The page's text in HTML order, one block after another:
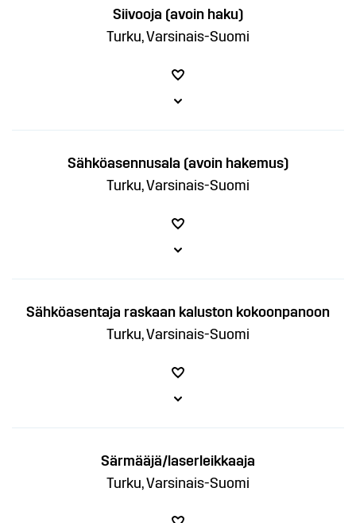
Siivooja (avoin haku)
Turku, Varsinais-Suomi
Sähköasennusala (avoin hakemus)
Turku, Varsinais-Suomi
Sähköasentaja raskaan kaluston kokoonpanoon
Turku, Varsinais-Suomi
Särmääjä/laserleikkaaja
Turku, Varsinais-Suomi